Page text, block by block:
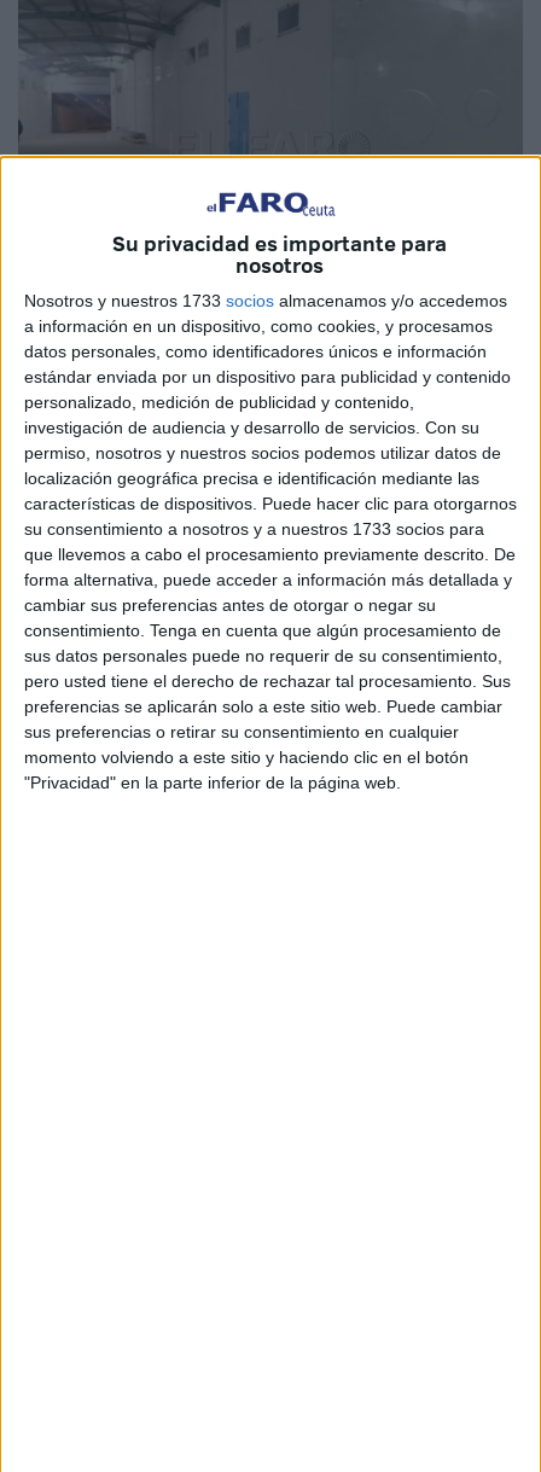
Su privacidad es importante para
nosotros
Nosotros y nuestros 1733 socios almacenamos y/o accedemos
a información en un dispositivo, como cookies, y procesamos
datos personales, como identificadores únicos e información
estándar enviada por un dispositivo para publicidad y contenido
personalizado, medición de publicidad y contenido,
investigación de audiencia y desarrollo de servicios. Con su
permiso, nosotros y nuestros socios podemos utilizar datos de
localización geográfica precisa e identificación mediante las
características de dispositivos. Puede hacer clic para otorgarnos
su consentimiento a nosotros y a nuestros 1733 socios para
que llevemos a cabo el procesamiento previamente descrito. De
forma alternativa, puede acceder a información más detallada y
cambiar sus preferencias antes de otorgar o negar su
consentimiento. Tenga en cuenta que algún procesamiento de
sus datos personales puede no requerir de su consentimiento,
pero usted tiene el derecho de rechazar tal procesamiento. Sus
preferencias se aplicarán solo a este sitio web. Puede cambiar
sus preferencias o retirar su consentimiento en cualquier
momento volviendo a este sitio y haciendo clic en el botón
"Privacidad" en la parte inferior de la página web.
La nueva cara de esa frontera de Bab Sebta ya ha sido
mostrada en el lado marroquí. Nada que ver con lo que
había y solo un avance de este paso fronterizo cuya
apertura es una incógnita. En Ceuta también se trabaja
pretendiendo convertir la línea en un paso inteligente con
reconocimiento facial y registro de todo el que entra y sale.
Es decir, el objetivo es terminar con la frontera coladero
que ha existido hasta la fecha, en donde era imposible
saber quién entraba y quién salía o cuánta droga podía
entrar y salir. Su cierre, de hecho, ha sido una tortura para
los traficantes que buscan mil maneras de colar la
mercancía, incluso usando los narcodrones.